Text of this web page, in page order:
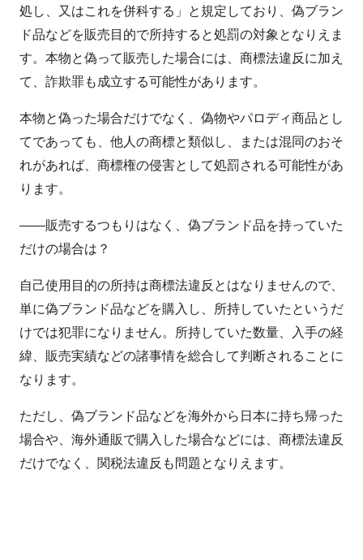
処し、又はこれを併科する」と規定しており、偽ブラン
ド品などを販売目的で所持すると処罰の対象となりえま
す。本物と偽って販売した場合には、商標法違反に加え
て、詐欺罪も成立する可能性があります。
本物と偽った場合だけでなく、偽物やパロディ商品とし
てであっても、他人の商標と類似し、または混同のおそ
れがあれば、商標権の侵害として処罰される可能性があ
ります。
――販売するつもりはなく、偽ブランド品を持っていた
だけの場合は？
自己使用目的の所持は商標法違反とはなりませんので、
単に偽ブランド品などを購入し、所持していたというだ
けでは犯罪になりません。所持していた数量、入手の経
緯、販売実績などの諸事情を総合して判断されることに
なります。
ただし、偽ブランド品などを海外から日本に持ち帰った
場合や、海外通販で購入した場合などには、商標法違反
だけでなく、関税法違反も問題となりえます。